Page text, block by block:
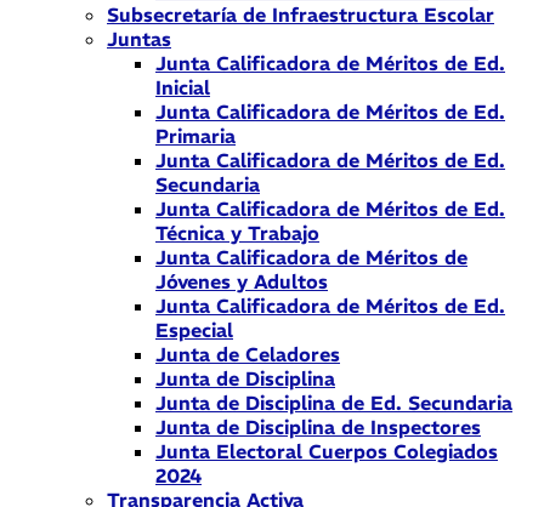
Subsecretaría de Infraestructura Escolar
Juntas
Junta Calificadora de Méritos de Ed.
Inicial
Junta Calificadora de Méritos de Ed.
Primaria
Junta Calificadora de Méritos de Ed.
Secundaria
Junta Calificadora de Méritos de Ed.
Técnica y Trabajo
Junta Calificadora de Méritos de
Jóvenes y Adultos
Junta Calificadora de Méritos de Ed.
Especial
Junta de Celadores
Junta de Disciplina
Junta de Disciplina de Ed. Secundaria
Junta de Disciplina de Inspectores
Junta Electoral Cuerpos Colegiados
2024
Transparencia Activa